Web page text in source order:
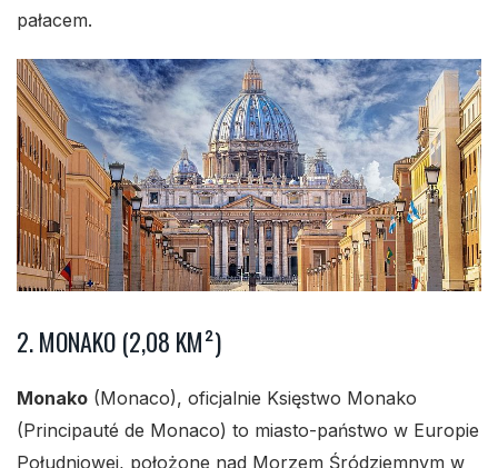
pałacem.
2. MONAKO (2,08 KM²)
Monako (Monaco), oficjalnie Księstwo Monako
(Principauté de Monaco) to miasto-państwo w Europie
Południowej, położone nad Morzem Śródziemnym w